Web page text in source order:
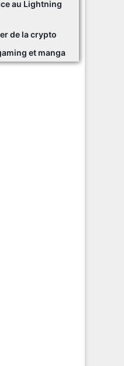
au Lightning
de la crypto
et manga